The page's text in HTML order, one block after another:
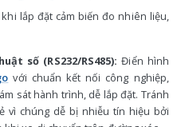
lắp đặt cảm biến đo nhiên liệu,
số (RS232/RS485): Điển hình
với chuẩn kết nối công nghiệp,
sát hành trình, dễ lắp đặt. Tránh
vì chúng dễ bị nhiễu tín hiệu bởi